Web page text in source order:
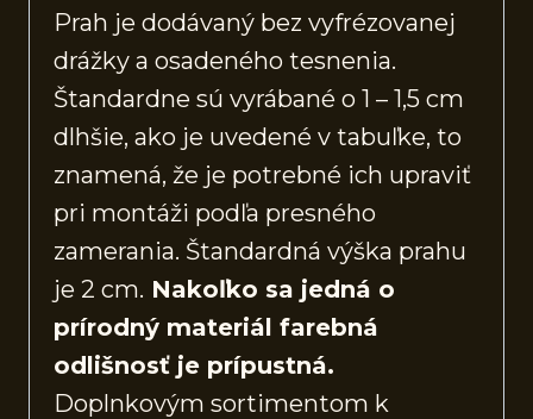
Prah je dodávaný bez vyfrézovanej
drážky a osadeného tesnenia.
Štandardne sú vyrábané o 1 – 1,5 cm
dlhšie, ako je uvedené v tabuľke, to
znamená, že je potrebné ich upraviť
pri montáži podľa presného
zamerania. Štandardná výška prahu
je 2 cm. Nakoľko sa jedná o
prírodný materiál farebná
odlišnosť je prípustná.
Doplnkovým sortimentom k